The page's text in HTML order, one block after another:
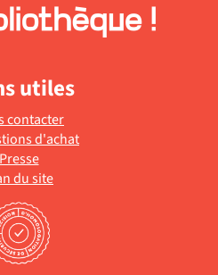
utiles
contacter
d'achat
Presse
du site